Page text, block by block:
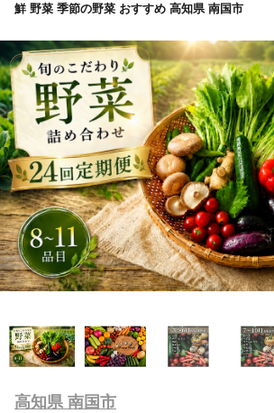
鮮 野菜 季節の野菜 おすすめ 高知県 南国市
高知県 南国市